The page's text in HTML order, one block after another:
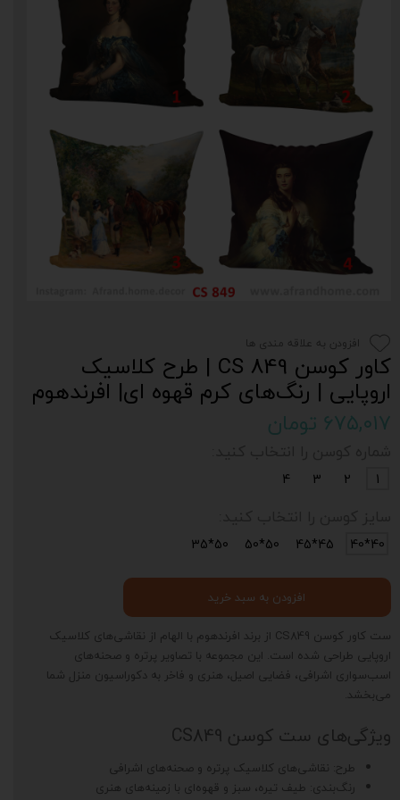
کاور کوسن CS 849 | طرح کلاسیک
اروپایی | رنگ‌های کرم قهوه ای| افرندهوم
۶۷۵,۰۱۷ تومان
ست کاور کوسن CS849 از برند افرندهوم با الهام از نقاشی‌های کلاسیک
اروپایی طراحی شده است. این مجموعه با تصاویر پرتره و صحنه‌های
اسب‌سواری اشرافی، فضایی اصیل، هنری و فاخر به دکوراسیون منزل شما
می‌بخشد.
ویژگی‌های ست کوسن CS849
طرح: نقاشی‌های کلاسیک پرتره و صحنه‌های اشرافی
رنگ‌بندی: طیف تیره، سبز و قهوه‌ای با زمینه‌های هنری
1
2
3
4
40*40
45*45
50*50
50*35
افزودن به سبد خرید
افزودن به علاقه مندی ها